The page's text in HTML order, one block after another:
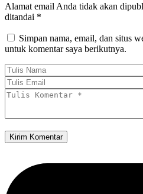
Alamat email Anda tidak akan
ditandai *
Simpan nama, email, dan situs
untuk komentar saya berikutnya.